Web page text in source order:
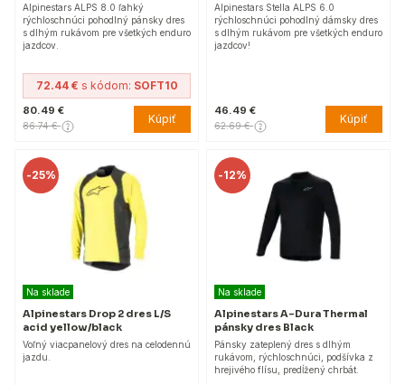
Alpinestars ALPS 8.0 ľahký
rýchloschnúci pohodlný pánsky dres
s dlhým rukávom pre všetkých enduro
jazdcov.
72.44 € s kódom: SOFT10
80.49 €
86.74 € Kúpiť
Alpinestars Stella ALPS 6.0
rýchloschnúci pohodlný dámsky dres
s dlhým rukávom pre všetkých enduro
jazdcov!
46.49 €
62.69 € Kúpiť
-25%
Na sklade
Alpinestars Drop 2 dres L/S
acid yellow/black
Voľný viacpanelový dres na celodennú
jazdu.
-12%
Na sklade
Alpinestars A-Dura Thermal
pánsky dres Black
Pánsky zateplený dres s dlhým
rukávom, rýchloschnúci, podšívka z
hrejivého flísu, predĺžený chrbát.